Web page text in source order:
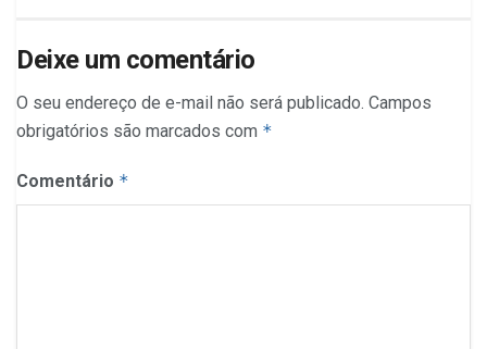
Deixe um comentário
O seu endereço de e-mail não será publicado. Campos
obrigatórios são marcados com *
Comentário *